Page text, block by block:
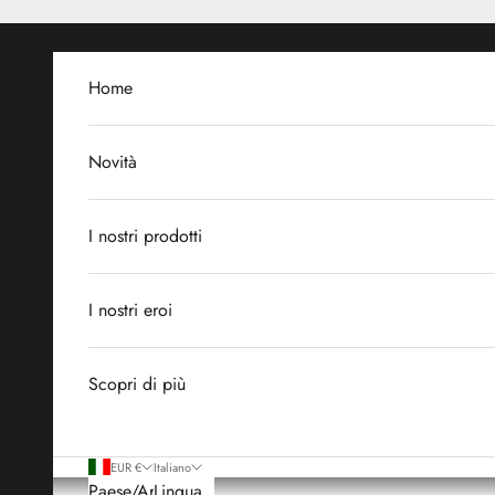
Home
Novità
I nostri prodotti
I nostri eroi
Scopri di più
EUR € Italiano